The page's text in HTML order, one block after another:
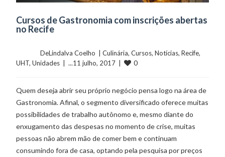
Cursos de Gastronomia com inscrições abertas
no Recife
	    	DeLindalva Coelho  |
Culinária, Cursos, Notícias, Recife
UHT, Unidades
  |  ...11 julho, 2017  |
0
Quem deseja abrir seu próprio negócio pensa logo na área de
Gastronomia. Afinal, o segmento diversificado oferece muitas
possibilidades de trabalho autônomo e, mesmo diante do
enxugamento das despesas no momento de crise, muitas
pessoas não abrem mão de comer bem e continuam
consumindo fora de casa, optando pela pesquisa por preços